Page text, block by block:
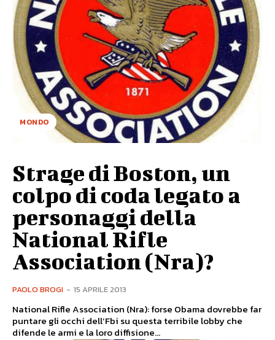
MONDO
Strage di Boston, un
colpo di coda legato a
personaggi della
National Rifle
Association (Nra)?
PAOLO BROGI - 15 APRILE 2013
National Rifle Association (Nra): forse Obama dovrebbe far
puntare gli occhi dell’Fbi su questa terribile lobby che
difende le armi e la loro diffisione...